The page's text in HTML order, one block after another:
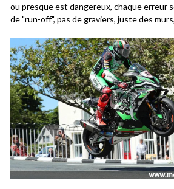
ou presque est dangereux, chaque erreur
de "run-off", pas de graviers, juste des